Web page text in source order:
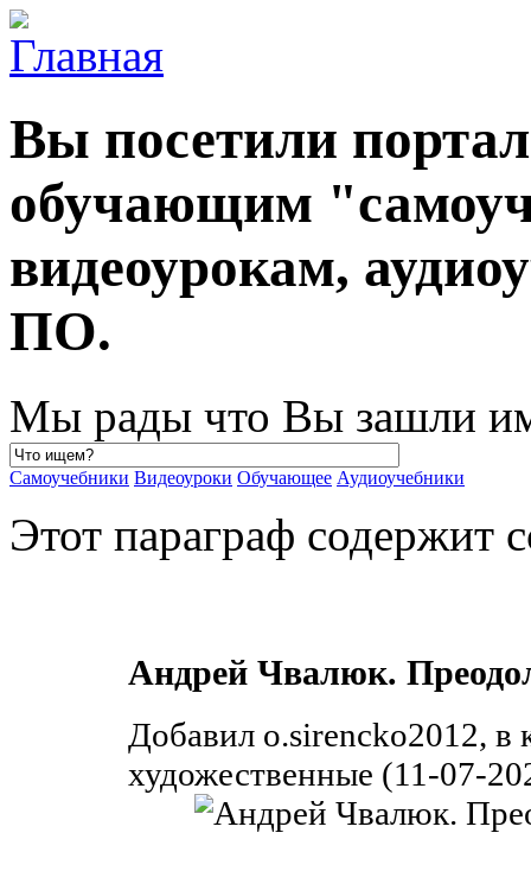
Вы посетили
обучающим
видеоурокам,
ПО.
Мы рады что Вы зашли
Самоучебники Видеоуроки Обучающее Аудиоучебники
Этот параграф содержит
Андрей Чвалюк.
Добавил o.sirencko2012, в
художественные (11-07-